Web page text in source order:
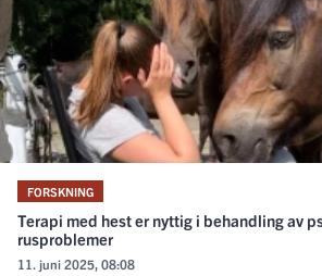
FORSKNING
Terapi med hest er nyttig i behandling av
rusproblemer
11. juni 2025, 08:08